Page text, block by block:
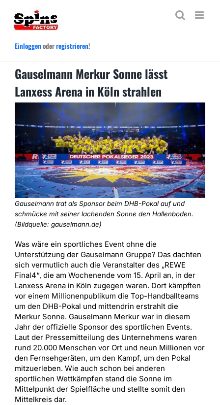
Inhalt
springen
Einloggenoderregistrieren!
Gauselmann Merkur Sonne lässt
Lanxess Arena in Köln strahlen
Gauselmann trat als Sponsor beim DHB-Pokal auf und
schmücke mit seiner lachenden Sonne den Hallenboden.
(Bildquelle: gauselmann.de)
Was wäre ein sportliches Event ohne die
Unterstützung der Gauselmann Gruppe? Das dachten
sich vermutlich auch die Veranstalter des „REWE
Final4“, die am Wochenende vom 15. April an, in der
Lanxess Arena in Köln zugegen waren. Dort kämpften
vor einem Millionenpublikum die Top-Handballteams
um den DHB-Pokal und mittendrin erstrahlt die
Merkur Sonne. Gauselmann Merkur war in diesem
Jahr der offizielle Sponsor des sportlichen Events.
Laut der Pressemitteilung des Unternehmens waren
rund 20.000 Menschen vor Ort und neun Millionen vor
den Fernsehgeräten, um den Kampf, um den Pokal
mitzuerleben. Wie auch schon bei anderen
sportlichen Wettkämpfen stand die Sonne im
Mittelpunkt der Spielfläche und stellte somit den
Mittelkreis dar.